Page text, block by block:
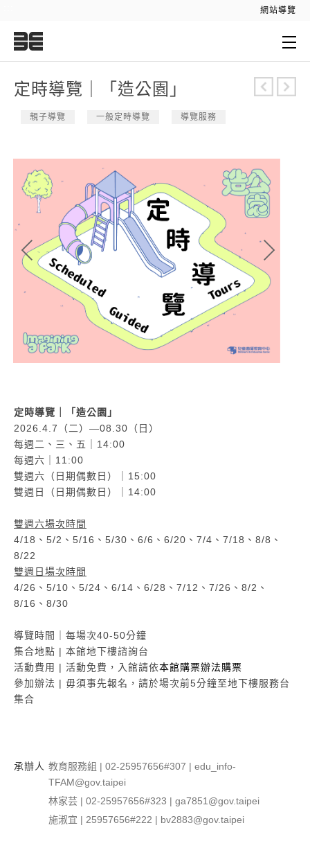
網站導覽
定時導覽｜「造公園」
親子導覽 一般定時導覽 導覽服務
定時導覽｜「造公園」
2026.4.7（二）—08.30（日）
每週二、三、五｜14:00
每週六｜11:00
雙週六（日期偶數日）｜15:00
雙週日（日期偶數日）｜14:00
雙週六場次時間
4/18、5/2、5/16、5/30、6/6、6/20、7/4、7/18、8/8、
8/22
雙週日場次時間
4/26、5/10、5/24、6/14、6/28、7/12、7/26、8/2、
8/16、8/30
導覽時間｜每場次40-50分鐘
集合地點 | 本館地下樓諮詢台
活動費用 | 活動免費，入館請依本館購票辦法購票
參加辦法 | 毋須事先報名，請於場次前5分鐘至地下樓服務台
集合
承辦人 教育服務組 | 02-25957656#307 | edu_info-
TFAM@gov.taipei
林家芸 | 02-25957656#323 | ga7851@gov.taipei
施淑宜 | 25957656#222 | bv2883@gov.taipei